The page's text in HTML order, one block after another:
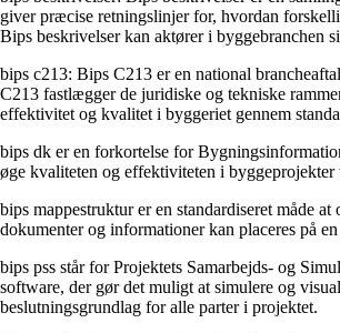
giver præcise retningslinjer for, hvordan
Bips beskrivelser kan aktører i byggebranchen
bips c213: Bips C213 er en national
C213 fastlægger de juridiske og tekniske
effektivitet og kvalitet i byggeriet gennem
bips dk er en forkortelse for
øge kvaliteten og effektiviteten i
bips mappestruktur er en standardiseret måde
dokumenter og informationer kan placeres på
bips pss står for Projektets Samarbejds- og
software, der gør det muligt at simulere og
beslutningsgrundlag for alle parter i projektet.